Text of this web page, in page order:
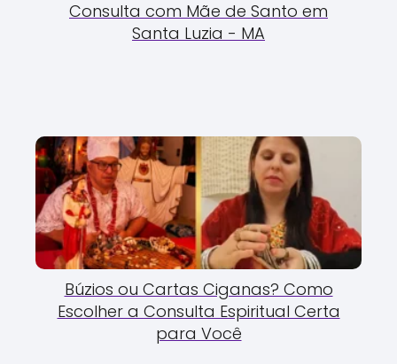
Consulta com Mãe de Santo em
Santa Luzia - MA
Búzios ou Cartas Ciganas? Como
Escolher a Consulta Espiritual Certa
para Você